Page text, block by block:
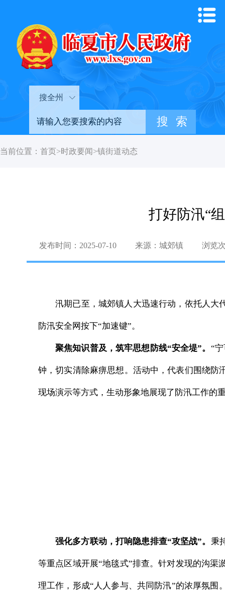
搜全州
当前位置： 首页>时政要闻 >镇街道动态
打好防汛“
发布时间：2025-07-10 来源：城郊镇 浏览
汛期已至，城郊镇人大迅速行动，依托人大
防汛安全网按下“加速键”。
聚焦知识普及，筑牢思想防线“安全堤”。 “
钟，切实清除麻痹思想。活动中，代表们围绕防
现场演示等方式，生动形象地展现了防汛工作的
强化多方联动，打响隐患排查“攻坚战”。 秉
等重点区域开展“地毯式”排查。针对发现的沟
理工作，形成“人人参与、共同防汛”的浓厚氛